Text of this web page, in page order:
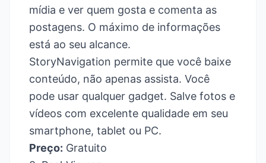
mídia e ver quem gosta e comenta as
postagens. O máximo de informações
está ao seu alcance.
StoryNavigation permite que você baixe
conteúdo, não apenas assista. Você
pode usar qualquer gadget. Salve fotos e
vídeos com excelente qualidade em seu
smartphone, tablet ou PC.
Preço: Gratuito